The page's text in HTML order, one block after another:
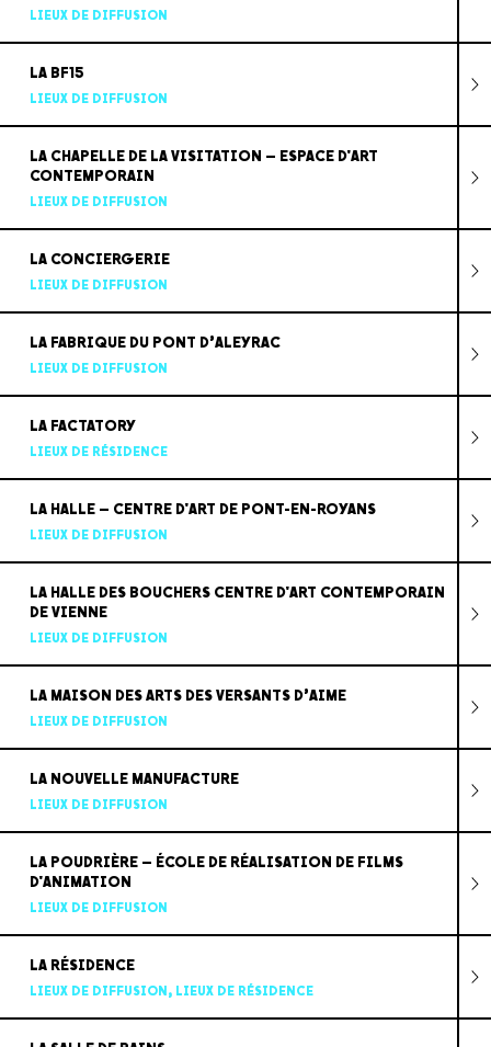
LIEUX DE DIFFUSION
LA BF15
LIEUX DE DIFFUSION
LA CHAPELLE DE LA VISITATION – ESPACE D'ART
CONTEMPORAIN
LIEUX DE DIFFUSION
LA CONCIERGERIE
LIEUX DE DIFFUSION
LA FABRIQUE DU PONT D’ALEYRAC
LIEUX DE DIFFUSION
LA FACTATORY
LIEUX DE RÉSIDENCE
LA HALLE – CENTRE D'ART DE PONT-EN-ROYANS
LIEUX DE DIFFUSION
LA HALLE DES BOUCHERS CENTRE D'ART CONTEMPORAIN
DE VIENNE
LIEUX DE DIFFUSION
LA MAISON DES ARTS DES VERSANTS D’AIME
LIEUX DE DIFFUSION
LA NOUVELLE MANUFACTURE
LIEUX DE DIFFUSION
LA POUDRIÈRE – ÉCOLE DE RÉALISATION DE FILMS
D'ANIMATION
LIEUX DE DIFFUSION
LA RÉSIDENCE
LIEUX DE DIFFUSION, LIEUX DE RÉSIDENCE